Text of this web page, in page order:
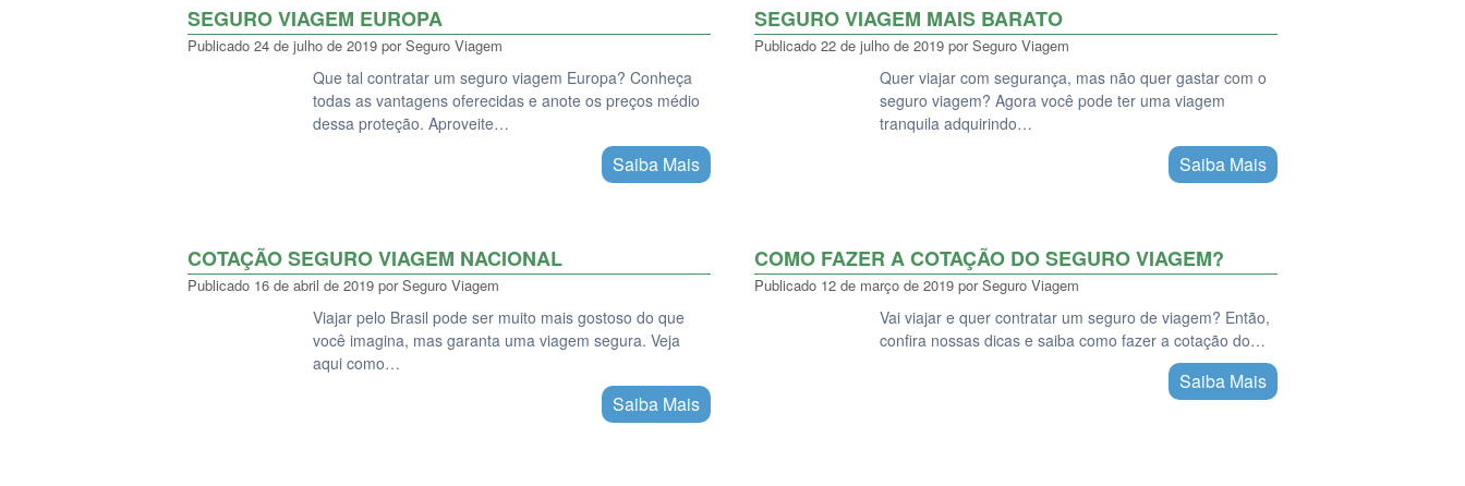
SEGURO VIAGEM EUROPA
Publicado 24 de julho de 2019 por Seguro Viagem
Que tal contratar um seguro viagem Europa? Conheça
todas as vantagens oferecidas e anote os preços médio
dessa proteção. Aproveite…
Saiba Mais
SEGURO VIAGEM MAIS BARATO
Publicado 22 de julho de 2019 por Seguro Viagem
Quer viajar com segurança, mas não quer gastar com o
seguro viagem? Agora você pode ter uma viagem
tranquila adquirindo…
Saiba Mais
COTAÇÃO SEGURO VIAGEM NACIONAL
Publicado 16 de abril de 2019 por Seguro Viagem
Viajar pelo Brasil pode ser muito mais gostoso do que
você imagina, mas garanta uma viagem segura. Veja
aqui como…
Saiba Mais
COMO FAZER A COTAÇÃO DO SEGURO VIAGEM?
Publicado 12 de março de 2019 por Seguro Viagem
Vai viajar e quer contratar um seguro de viagem? Então,
confira nossas dicas e saiba como fazer a cotação do…
Saiba Mais